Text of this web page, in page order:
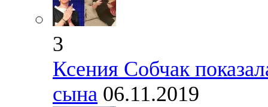
3
Ксения Собчак
сына 06.11.2019